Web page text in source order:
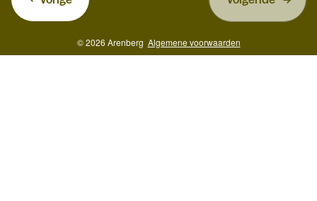
© 2026 Arenberg Algemene voorwaarden